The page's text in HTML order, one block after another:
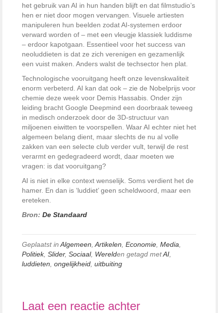
het gebruik van AI in hun handen blijft en dat filmstudio’s
hen er niet door mogen vervangen. Visuele artiesten
manipuleren hun beelden zodat AI-systemen erdoor
verward worden of – met een vleugje klassiek luddisme
– erdoor kapotgaan. Essentieel voor het success van
neoluddieten is dat ze zich verenigen en gezamenlijk
een vuist maken. Anders walst de techsector hen plat.
Technologische vooruitgang heeft onze levenskwaliteit
enorm verbeterd. AI kan dat ook – zie de Nobelprijs voor
chemie deze week voor Demis Hassabis. Onder zijn
leiding bracht Google Deepmind een doorbraak teweeg
in medisch onderzoek door de 3D-structuur van
miljoenen eiwitten te voorspellen. Waar AI echter niet het
algemeen belang dient, maar slechts de nu al volle
zakken van een selecte club verder vult, terwijl de rest
verarmt en gedegradeerd wordt, daar moeten we
vragen: is dat vooruitgang?
AI is niet in elke context wenselijk. Soms verdient het de
hamer. En dan is ‘luddiet’ geen scheldwoord, maar een
ereteken.
Bron: De Standaard
Geplaatst in Algemeen Artikelen Economie Media
Politiek, Slider, Sociaal, Werelden getagd metAI
luddieten ongelijkheid uitbuiting
Laat een reactie achter